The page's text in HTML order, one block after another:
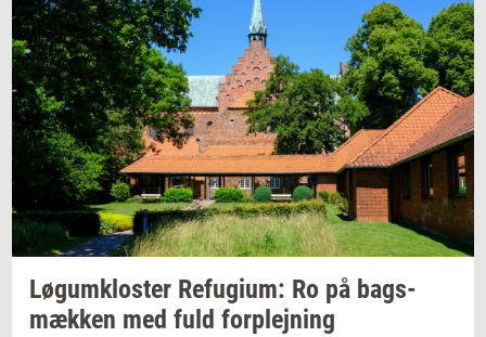
Løgum­klo­ster Re­fu­gi­um: Ro på bags­
mæk­ken med fuld for­plej­ning